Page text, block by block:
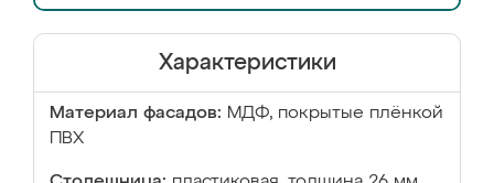
Характеристики
Материал фасадов: МДФ, покрытые плёнкой
ПВХ